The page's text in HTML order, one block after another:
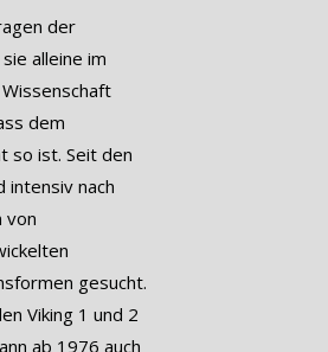
der
alleine im
dem
so ist. Seit den
intensiv nach
von
gesucht.
Viking 1 und 2
ab 1976 auch